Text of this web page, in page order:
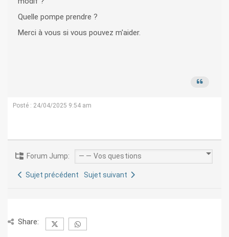
Quelle pompe prendre ?
Merci à vous si vous pouvez m'aider.
Posté : 24/04/2025 9:54 am
Forum Jump:
Sujet précédent Sujet suivant
Share: